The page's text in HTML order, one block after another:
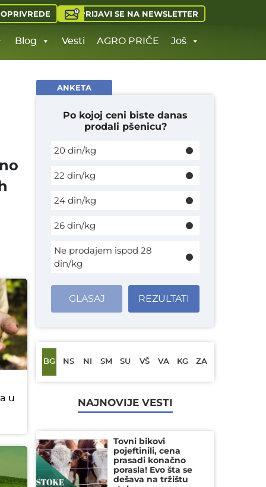
PRIJAVI SE NA NEWSLETTER
Blog Vesti AGRO PRIČE Još
u
ANKETA
Po kojoj ceni biste danas
prodali pšenicu?
20 din/kg
22 din/kg
24 din/kg
26 din/kg
Ne prodajem ispod 28
din/kg
GLASAJ REZULTATI
BG NS NI SM SU VŠ VA KG ZA
NAJNOVIJE VESTI
Tovni bikovi
pojeftinili, cena
prasadi konačno
porasla! Evo šta se
dešava na tržištu